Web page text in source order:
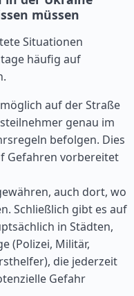
müssen
Situationen
häufig auf
auf der Straße
genau im
befolgen. Dies
Gefahren vorbereitet
auch dort, wo
Schließlich gibt es auf
in Städten,
(Polizei, Militär,
die jederzeit
Gefahr